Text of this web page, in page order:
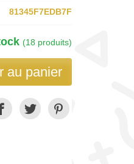
81345F7EDB7F
(18 produits)
au panier